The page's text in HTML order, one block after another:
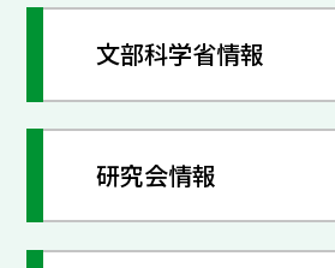
文部科学省情報
研究会情報